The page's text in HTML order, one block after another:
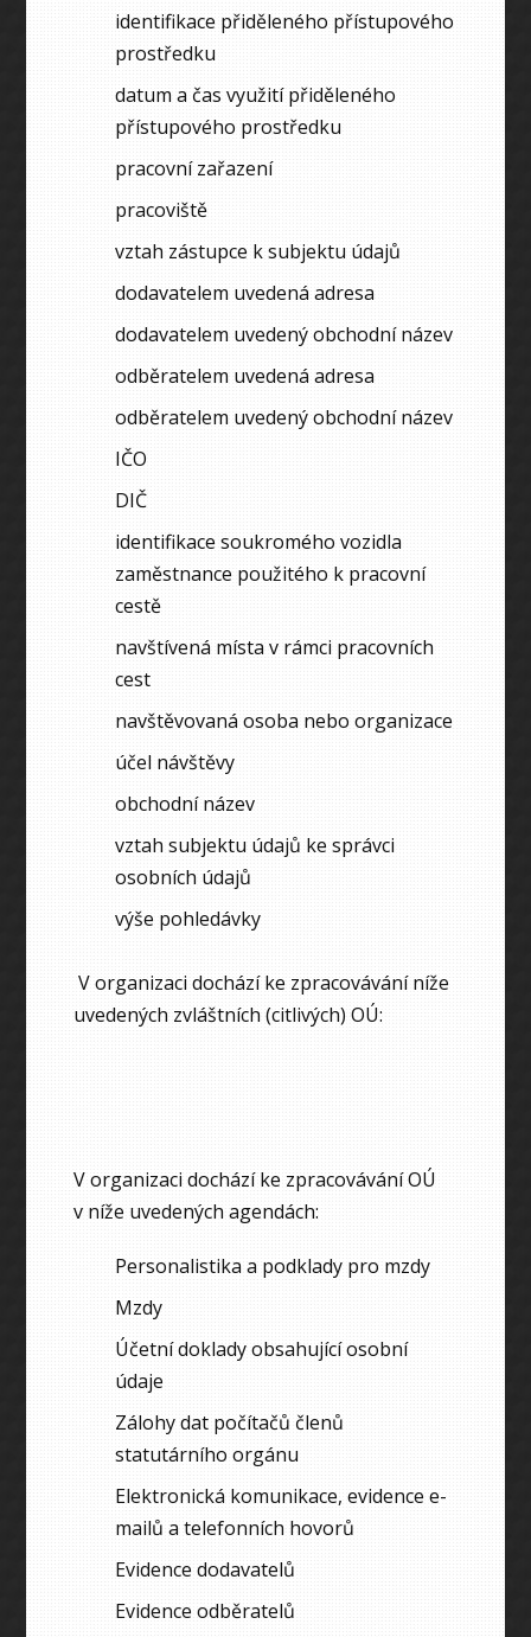
identifikace přiděleného přístupového
prostředku
datum a čas využití přiděleného
přístupového prostředku
pracovní zařazení
pracoviště
vztah zástupce k subjektu údajů
dodavatelem uvedená adresa
dodavatelem uvedený obchodní název
odběratelem uvedená adresa
odběratelem uvedený obchodní název
IČO
DIČ
identifikace soukromého vozidla
zaměstnance použitého k pracovní
cestě
navštívená místa v rámci pracovních
cest
navštěvovaná osoba nebo organizace
účel návštěvy
obchodní název
vztah subjektu údajů ke správci
osobních údajů
výše pohledávky
V organizaci dochází ke zpracovávání níže
uvedených zvláštních (citlivých) OÚ:
V organizaci dochází ke zpracovávání OÚ
v níže uvedených agendách:
Personalistika a podklady pro mzdy
Mzdy
Účetní doklady obsahující osobní
údaje
Zálohy dat počítačů členů
statutárního orgánu
Elektronická komunikace, evidence e-
mailů a telefonních hovorů
Evidence dodavatelů
Evidence odběratelů